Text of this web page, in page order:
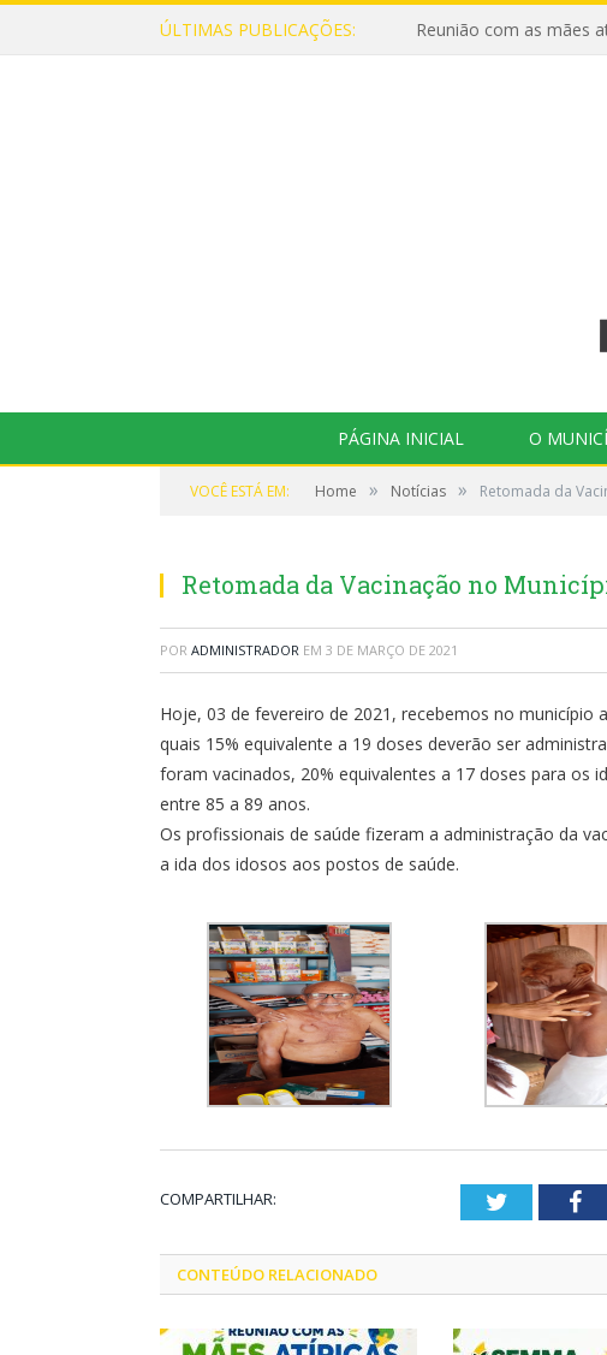
ÚLTIMAS PUBLICAÇÕES: Reunião com as mães
PÁGINA INICIAL O
VOCÊ ESTÁ EM: Home » Notícias » Retomada da
Retomada da Vacinação no
POR ADMINISTRADOR EM 3 DE MARÇO DE 2021
Hoje, 03 de fevereiro de 2021, recebemos no município
quais 15% equivalente a 19 doses deverão ser
foram vacinados, 20% equivalentes a 17 doses para os
entre 85 a 89 anos.
Os profissionais de saúde fizeram a administração da
a ida dos idosos aos postos de saúde.
COMPARTILHAR: Twitter
CONTEÚDO RELACIONADO